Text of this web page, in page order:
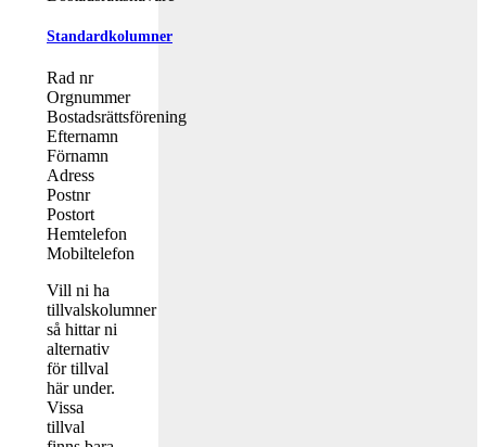
Standardkolumner
Rad nr
Orgnummer
Bostadsrättsförening
Efternamn
Förnamn
Adress
Postnr
Postort
Hemtelefon
Mobiltelefon
Vill ni ha
tillvalskolumner
så hittar ni
alternativ
för tillval
här under.
Vissa
tillval